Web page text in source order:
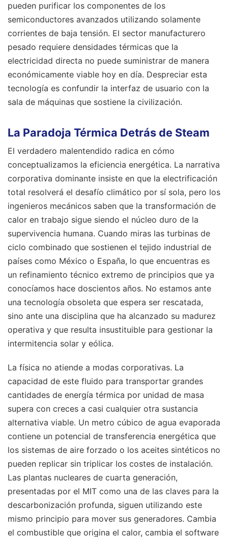
pueden purificar los componentes de los
semiconductores avanzados utilizando solamente
corrientes de baja tensión. El sector manufacturero
pesado requiere densidades térmicas que la
electricidad directa no puede suministrar de manera
económicamente viable hoy en día. Despreciar esta
tecnología es confundir la interfaz de usuario con la
sala de máquinas que sostiene la civilización.
La Paradoja Térmica Detrás de Steam
El verdadero malentendido radica en cómo
conceptualizamos la eficiencia energética. La narrativa
corporativa dominante insiste en que la electrificación
total resolverá el desafío climático por sí sola, pero los
ingenieros mecánicos saben que la transformación de
calor en trabajo sigue siendo el núcleo duro de la
supervivencia humana. Cuando miras las turbinas de
ciclo combinado que sostienen el tejido industrial de
países como México o España, lo que encuentras es
un refinamiento técnico extremo de principios que ya
conocíamos hace doscientos años. No estamos ante
una tecnología obsoleta que espera ser rescatada,
sino ante una disciplina que ha alcanzado su madurez
operativa y que resulta insustituible para gestionar la
intermitencia solar y eólica.
La física no atiende a modas corporativas. La
capacidad de este fluido para transportar grandes
cantidades de energía térmica por unidad de masa
supera con creces a casi cualquier otra sustancia
alternativa viable. Un metro cúbico de agua evaporada
contiene un potencial de transferencia energética que
los sistemas de aire forzado o los aceites sintéticos no
pueden replicar sin triplicar los costes de instalación.
Las plantas nucleares de cuarta generación,
presentadas por el MIT como una de las claves para la
descarbonización profunda, siguen utilizando este
mismo principio para mover sus generadores. Cambia
el combustible que origina el calor, cambia el software